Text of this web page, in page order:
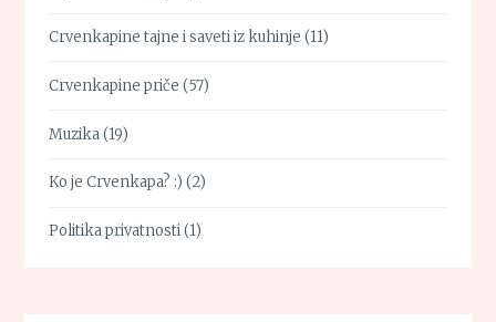
Crvenkapine tajne i saveti iz kuhinje (11)
Crvenkapine priče (57)
Muzika(19)
Ko je Crvenkapa? :) (2)
Politika privatnosti(1)